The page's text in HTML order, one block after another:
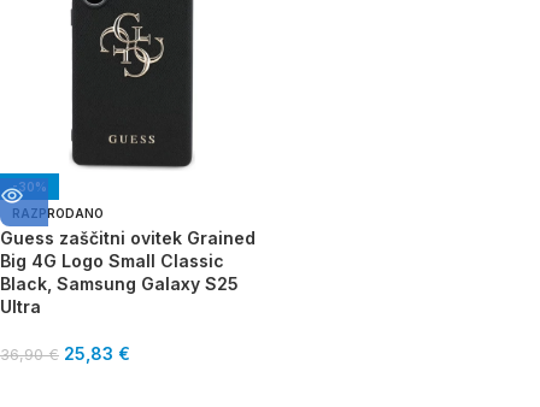
-30%
RAZPRODANO
Guess zaščitni ovitek Grained
Big 4G Logo Small Classic
Black, Samsung Galaxy S25
Ultra
36,90€ 25,83 €